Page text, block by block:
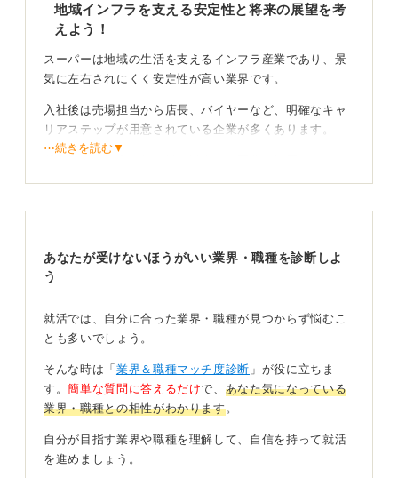
地域インフラを支える安定性と将来の展望を考
えよう！
スーパーは地域の生活を支えるインフラ産業であり、景
気に左右されにくく安定性が高い業界です。
入社後は売場担当から店長、バイヤーなど、明確なキャ
リアステップが用意されている企業が多くあります。
「なぜスーパーという現場で働き続けたいのか」を整理
し、将来のビジョンを持って臨んでください。
地域に必要とされる売場を作りたいといった具体的な目
標を語ることで、志望動機に深みが生まれます。
現場での経験を土台に、将来どのようにマネジメントへ
関わりたいかまでをイメージしてみましょう。
⋯続きを読む▼
あなたが受けないほうがいい業界・職種を診断しよ
う
就活では、自分に合った業界・職種が見つからず悩むこ
とも多いでしょう。
そんな時は「 業界＆職種マッチ度診断 」が役に立ちま
す。簡単な質問に答えるだけで、 あなた気になっている
業界・職種との相性がわかります。
自分が目指す業界や職種を理解して、自信を持って就活
を進めましょう。